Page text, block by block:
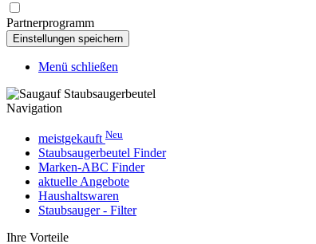
Partnerprogramm
Menü schließen
Navigation
meistgekauft Neu
Staubsaugerbeutel Finder
Marken-ABC Finder
aktuelle Angebote
Haushaltswaren
Staubsauger - Filter
Ihre Vorteile